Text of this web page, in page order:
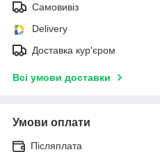
Самовивіз
Delivery
Доставка кур'єром
Всі умови доставки
Умови оплати
Післяплата